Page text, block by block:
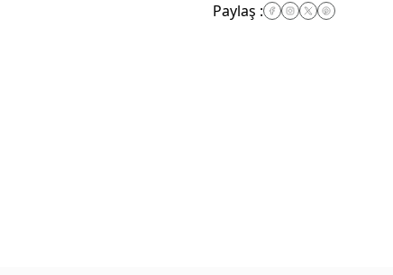
Paylaş :